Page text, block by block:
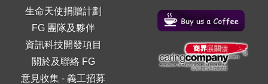
生命天使捐贈計劃
FG 團隊及夥伴
資訊科技開發項目
關於及聯絡 FG
意見收集 -義工招募